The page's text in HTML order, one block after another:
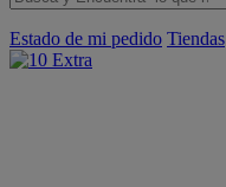
Estado de mi pedido Tiendas